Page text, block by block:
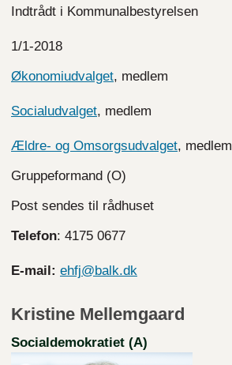
Indtrådt i Kommunalbestyrelsen
1/1-2018
Økonomiudvalget, medlem
Socialudvalget, medlem
Ældre- og Omsorgsudvalget, medlem
Gruppeformand (O)
Post sendes til rådhuset
Telefon: 4175 0677
E-mail: ehfj@balk.dk
Kristine Mellemgaard
Socialdemokratiet (A)